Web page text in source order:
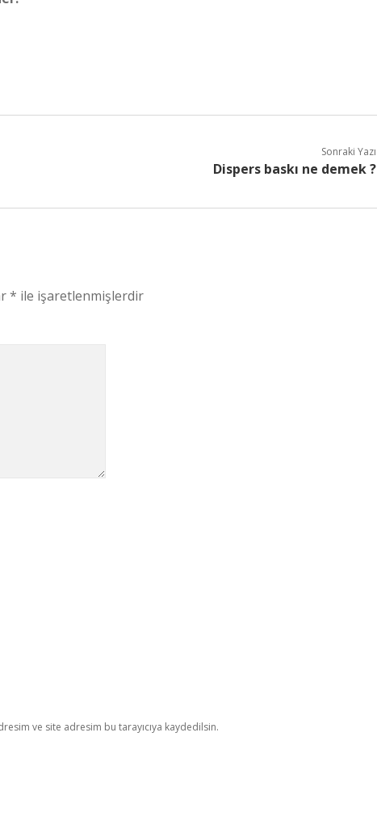
Sonraki Yazı
Dispers baskı ne demek ?
* ile işaretlenmişlerdir
ve site adresim bu tarayıcıya kaydedilsin.